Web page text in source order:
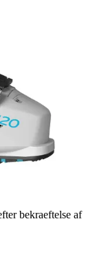
bekraeftelse af